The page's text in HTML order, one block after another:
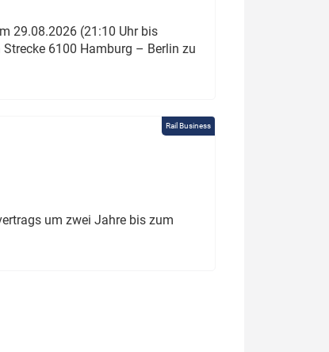
29.08.2026 (21:10 Uhr bis
6100 Hamburg – Berlin zu
Rail Business
um zwei Jahre bis zum